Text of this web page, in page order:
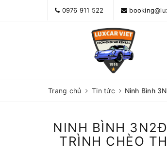
0976 911 522
Trang chủ Tin tức Ninh Bình
NINH BÌNH
TRÌNH CHÈO